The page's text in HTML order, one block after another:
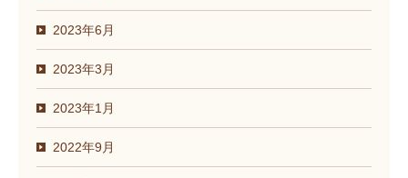
2023年6月
2023年3月
2023年1月
2022年9月